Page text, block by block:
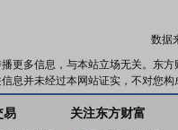
数据
更多信息，与本站立场无关。东
息并未经过本网站证实，不对您
易 关注东方财富